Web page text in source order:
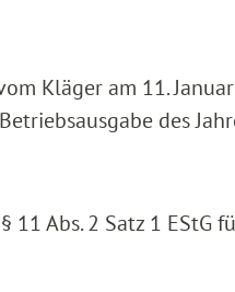
Kläger am 11.
des
11 Abs. 2 Satz 1 EStG